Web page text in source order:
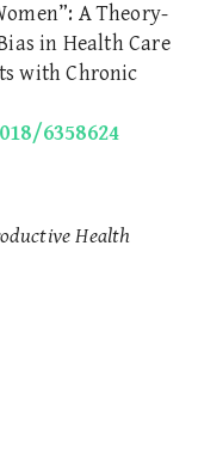
A Theory-
in Health Care
with Chronic
6358624
Health